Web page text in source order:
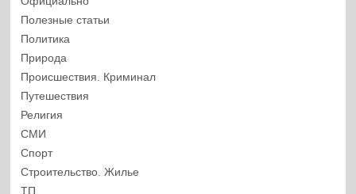
Полезные статьи
Политика
Природа
Происшествия. Криминал
Путешествия
Религия
СМИ
Спорт
Строительство. Жилье
ТП